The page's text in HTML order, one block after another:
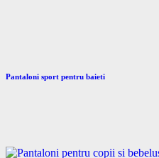
Pantaloni sport pentru baieti